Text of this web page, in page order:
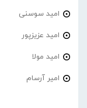
امید سوسنی
امید عزیزپور
امید مولا
امیر آرسام